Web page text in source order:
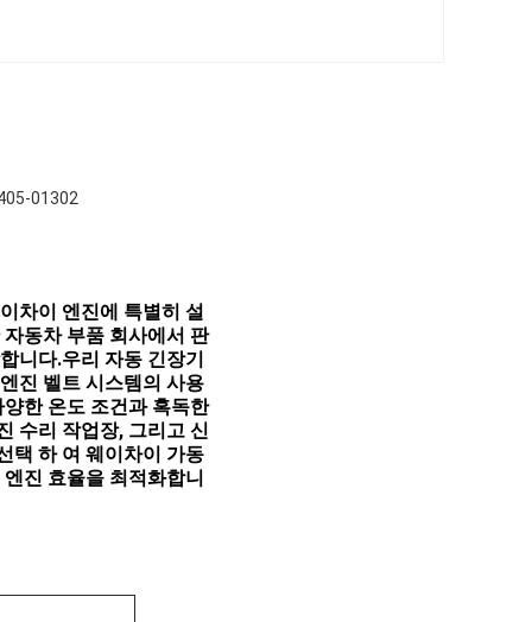
01302
차이 엔진에 특별히 설
동차 부품 회사에서 판
니다.우리 자동 긴장기
진 벨트 시스템의 사용
한 온도 조건과 혹독한
수리 작업장, 그리고 신
택 하 여 웨이차이 가동
진 효율을 최적화합니